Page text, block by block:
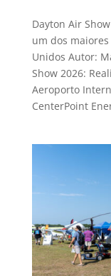
Dayton Air
um dos
Unidos Autor:
Show 2026:
Aeroporto
CenterPoint